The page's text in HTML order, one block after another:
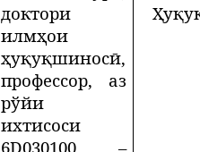
доктори
илмҳои
ҳуқуқшиносӣ,
профессор, аз
рўйи
ихтисоси
6D030100 –